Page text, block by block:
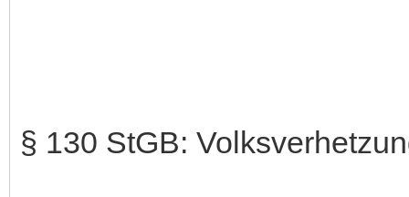
§ 130 StGB: